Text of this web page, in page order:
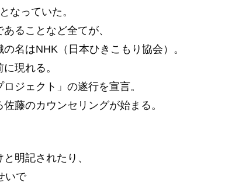
なっていた。
ることなど全てが、
名はNHK（日本ひきこもり協会）。
現れる。
ジェクト」の遂行を宣言。
藤のカウンセリングが始まる。
明記されたり、
いで